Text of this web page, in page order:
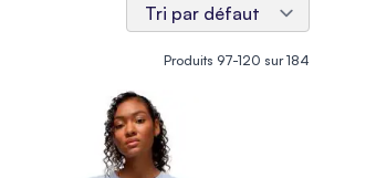
Produits 97-120 sur184